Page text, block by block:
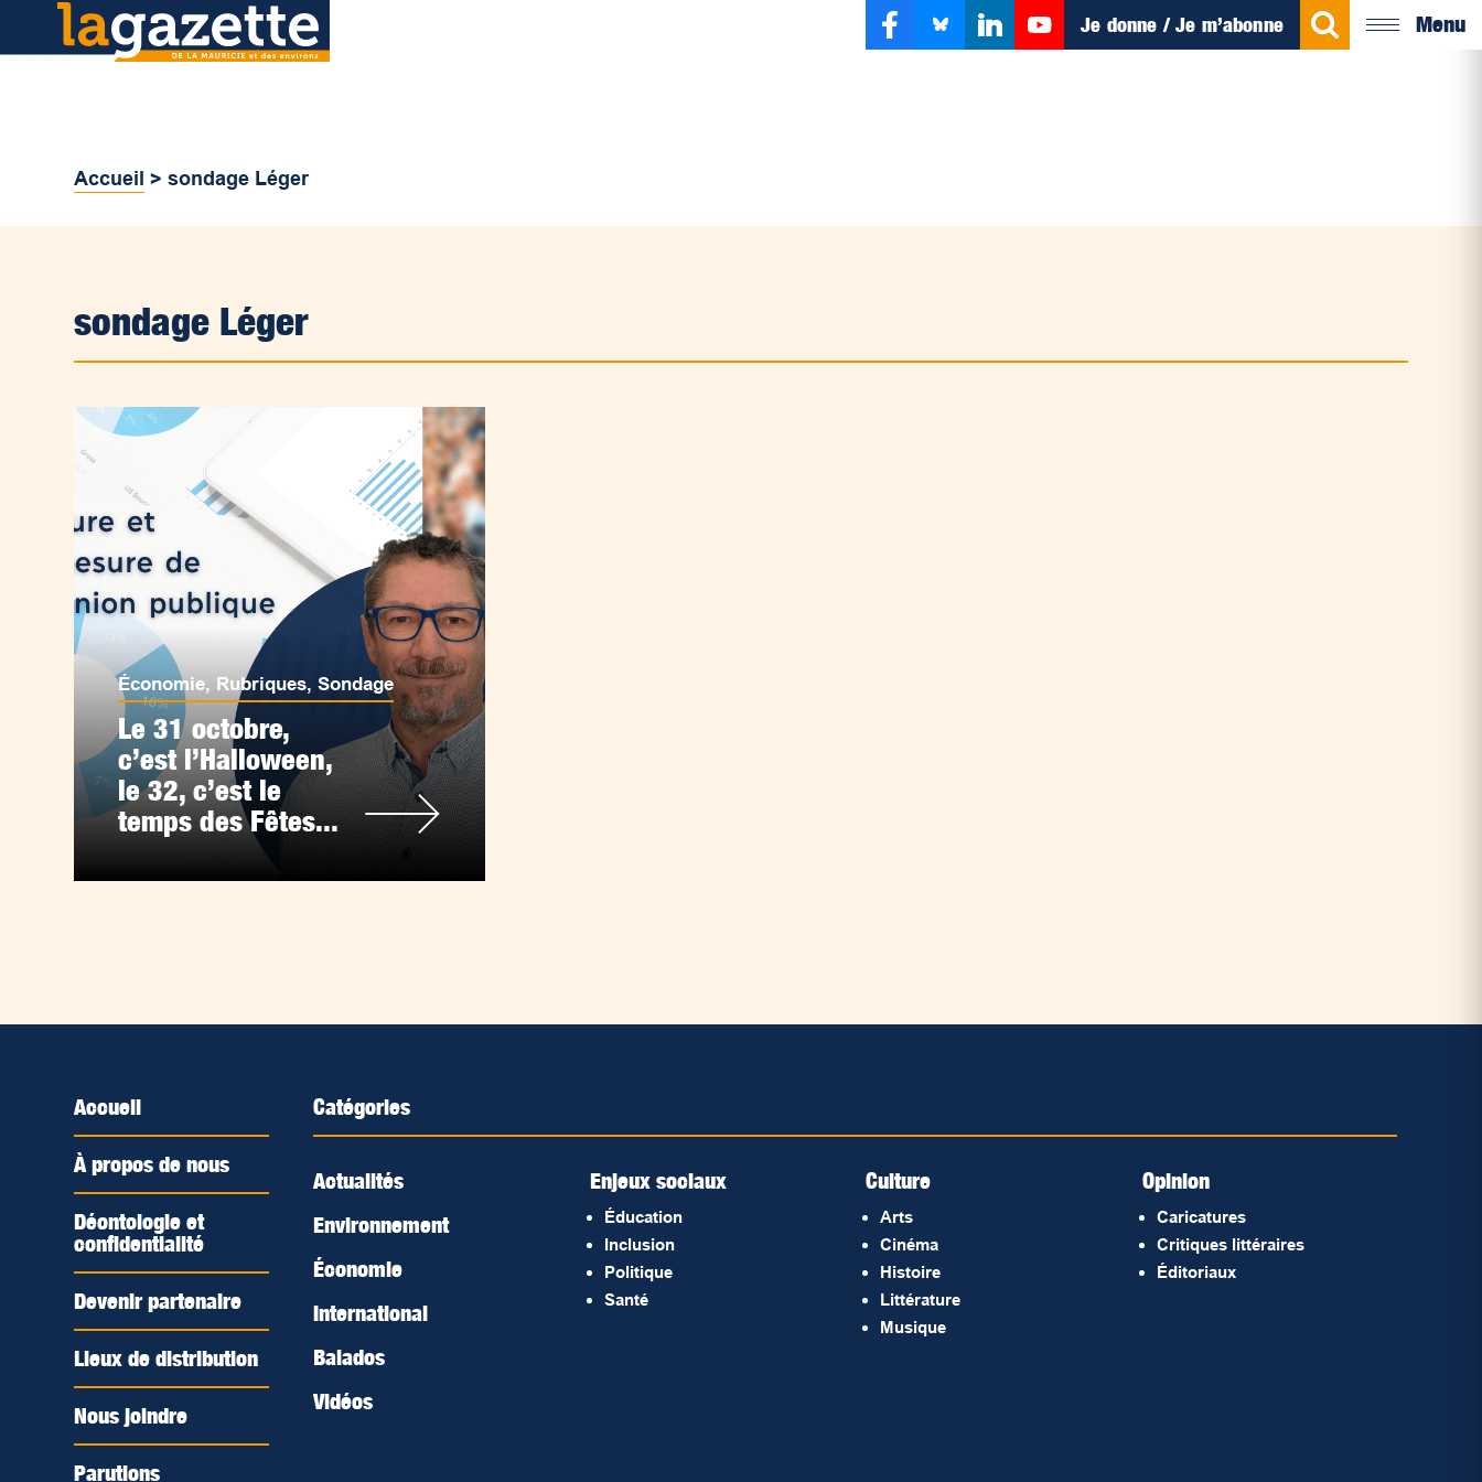
Je donne / Je m’abonne Menu
Accueil >sondage Léger
sondage Léger
Économie, Rubriques,Sondage
Le 31 octobre,
c’est l’Halloween,
le 32, c’est le
temps des Fêtes...
Accueil
À propos de nous
Déontologie et
confidentialité
Devenir partenaire
Lieux de distribution
Nous joindre
Parutions
Catégories
Actualités
Environnement
Économie
International
Balados
Vidéos
Enjeux sociaux
Éducation
Inclusion
Politique
Santé
Culture
Arts
Cinéma
Histoire
Littérature
Musique
Opinion
Caricatures
Critiques littéraires
Éditoriaux